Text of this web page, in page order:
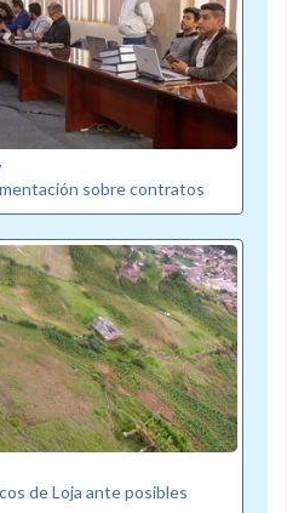
sobre contratos
de Loja ante posibles